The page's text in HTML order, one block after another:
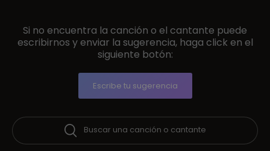
Si no encuentra la canción o el cantante puede
escribirnos y enviar la sugerencia, haga click en el
siguiente botón:
Escribe tu sugerencia
Buscar una canción o cantante